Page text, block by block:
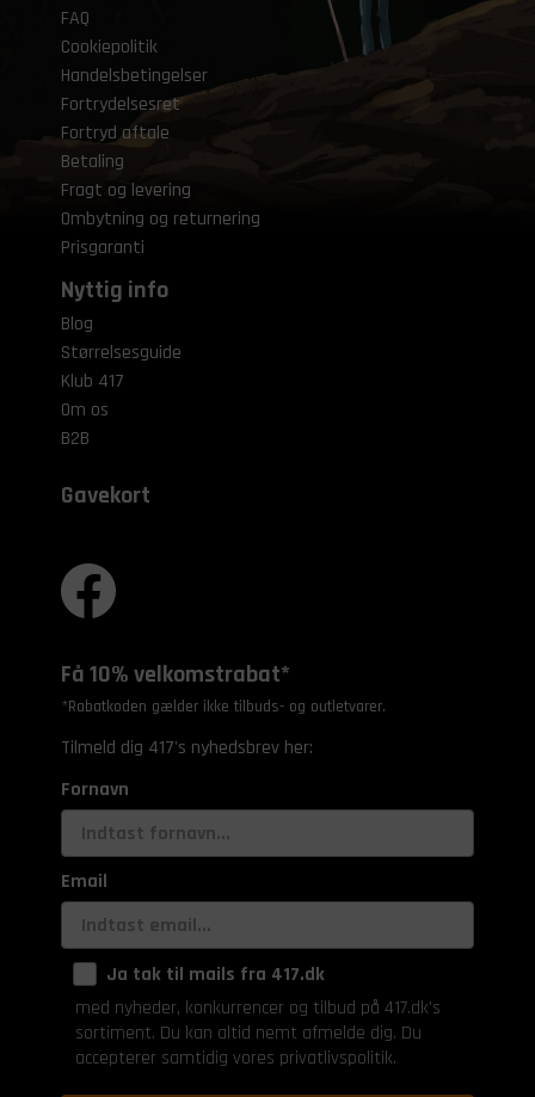
FAQ
Cookiepolitik
Handelsbetingelser
Fortrydelsesret
Fortryd aftale
Betaling
Fragt og levering
Ombytning og returnering
Prisgaranti
Nyttig info
Blog
Størrelsesguide
Klub 417
Om os
B2B
Gavekort
Få 10% velkomstrabat*
*Rabatkoden gælder ikke tilbuds- og outletvarer.
Tilmeld dig 417's nyhedsbrev her:
Fornavn
Email
Ja tak til mails fra 417.dk
med nyheder, konkurrencer og tilbud på 417.dk's
sortiment. Du kan altid nemt afmelde dig. Du
accepterer samtidig vores privatlivspolitik.